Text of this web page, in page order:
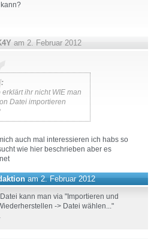
am 2. Februar 2012
:
erklärt ihr nicht WIE man
Datei importieren
auch mal interessieren ich habs so
wie hier beschrieben aber es
am 2. Februar 2012
kann man via "Importieren und
-> Datei wählen..."